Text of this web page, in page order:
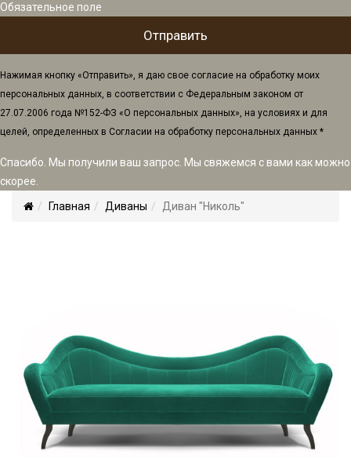
Обязательное поле
Нажимая кнопку «Отправить», я даю свое согласие на обработку моих
персональных данных, в соответствии с Федеральным законом от
27.07.2006 года №152-ФЗ «О персональных данных», на условиях и для
целей, определенных в Согласии на обработку персональных данных *
Спасибо. Мы получили ваш запрос. Мы свяжемся с вами как можно
скорее.
Главная Диваны Диван "Николь"